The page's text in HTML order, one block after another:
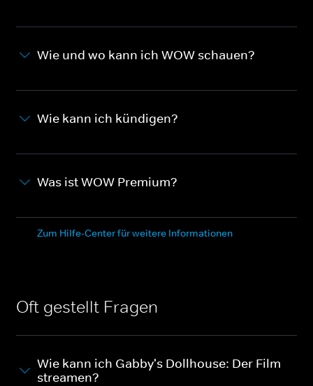
Wie und wo kann ich WOW schauen?
Wie kann ich kündigen?
Was ist WOW Premium?
Zum Hilfe-Center für weitere Informationen
Oft gestellt Fragen
Wie kann ich Gabby's Dollhouse: Der Film
streamen?